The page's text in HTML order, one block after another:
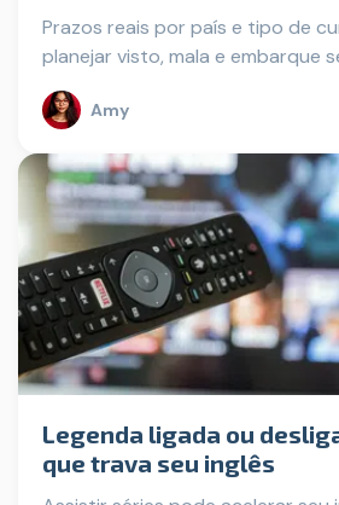
Prazos reais por país e tipo de
planejar visto, mala e embarque
Amy
Legenda ligada ou
que trava seu inglês